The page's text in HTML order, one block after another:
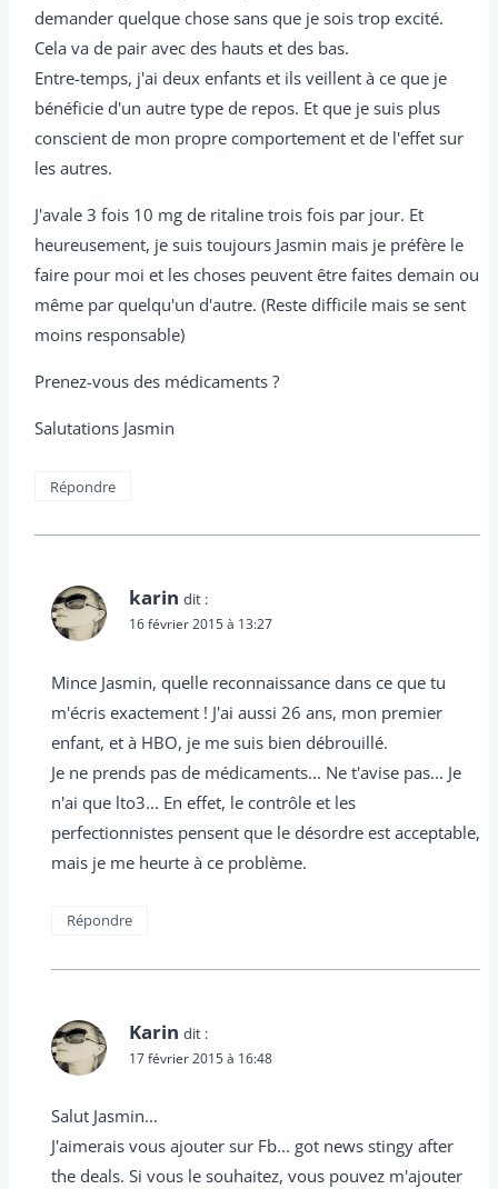
demander quelque chose sans que je sois trop excité.
Cela va de pair avec des hauts et des bas.
Entre-temps, j'ai deux enfants et ils veillent à ce que je
bénéficie d'un autre type de repos. Et que je suis plus
conscient de mon propre comportement et de l'effet sur
les autres.
J'avale 3 fois 10 mg de ritaline trois fois par jour. Et
heureusement, je suis toujours Jasmin mais je préfère le
faire pour moi et les choses peuvent être faites demain ou
même par quelqu'un d'autre. (Reste difficile mais se sent
moins responsable)
Prenez-vous des médicaments ?
Salutations Jasmin
Répondre
karin dit :
16 février 2015 à 13:27
Mince Jasmin, quelle reconnaissance dans ce que tu
m'écris exactement ! J'ai aussi 26 ans, mon premier
enfant, et à HBO, je me suis bien débrouillé.
Je ne prends pas de médicaments... Ne t'avise pas... Je
n'ai que lto3... En effet, le contrôle et les
perfectionnistes pensent que le désordre est acceptable,
mais je me heurte à ce problème.
Répondre
Karin dit :
17 février 2015 à 16:48
Salut Jasmin...
J'aimerais vous ajouter sur Fb... got news stingy after
the deals. Si vous le souhaitez, vous pouvez m'ajouter